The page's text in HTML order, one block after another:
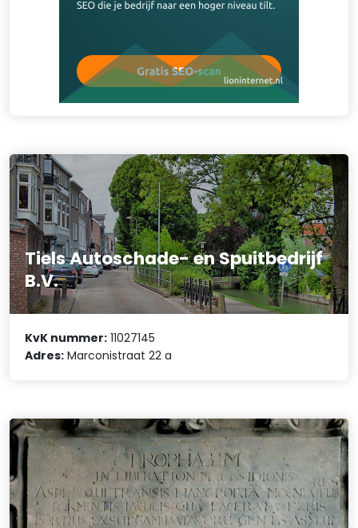
Tiels Autoschade- en Spuitbedrijf
B.V.
KvK nummer: 11027145
Adres: Marconistraat 22 a